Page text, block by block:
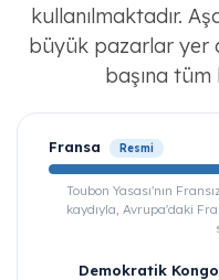
kullanılmaktadır.
büyük pazarlar yer
başına
Fransa Resmi
Toubon Yasası'nın
kaydıyla, Avrupa'daki
Demokratik